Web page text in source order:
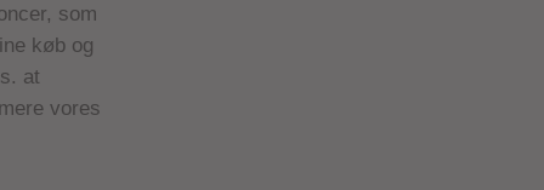
som
køb og
at
vores